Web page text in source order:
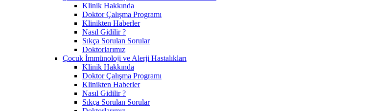
Klinik Hakkında
Doktor Çalışma Programı
Klinikten Haberler
Nasıl Gidilir ?
Sıkça Sorulan Sorular
Doktorlarımız
Çocuk İmmünoloji ve Alerji Hastalıkları
Klinik Hakkında
Doktor Çalışma Programı
Klinikten Haberler
Nasıl Gidilir ?
Sıkça Sorulan Sorular